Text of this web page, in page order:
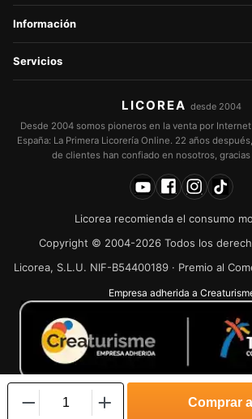
Información
Servicios
LICOREA desde 2004
Desde 2004 somos pioneros en la venta por
España: La Primera Licorería Online. 22 años
de clientes han confiado en nosotros,
Licorea recomienda el consumo
Copyright © 2004-2026 Todos los
Licorea, S.L.U. NIF-B54400189 · Premio al
Empresa adherida a